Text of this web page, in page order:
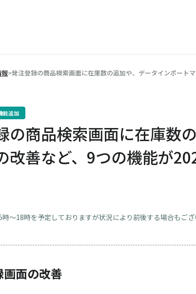
報>発注登録の商品検索画面に在庫数の追加や、データインポート
能追加
の商品検索画面に在庫数
改善など、9つの機能が
時～18時を予定しておりますが状況により前後する場合もござ
面の改善